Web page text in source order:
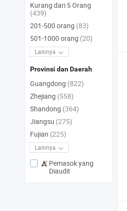
Kurang dari 5 Orang
(439)
201-500 orang (83)
501-1000 orang (20)
Lainnya
Provinsi dan Daerah
Guangdong (822)
Zhejiang (558)
Shandong (364)
Jiangsu (275)
Fujian (225)
Lainnya
Pemasok yang
Diaudit